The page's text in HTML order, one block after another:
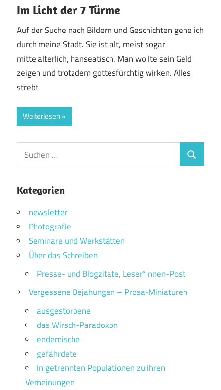
Im Licht der 7 Türme
Auf der Suche nach Bildern und Geschichten gehe ich
durch meine Stadt. Sie ist alt, meist sogar
mittelalterlich, hanseatisch. Man wollte sein Geld
zeigen und trotzdem gottesfürchtig wirken. Alles
strebt
Weiterlesen
Suchen
nach:
Suchen
Kategorien
newsletter
Photografie
Seminare und Werkstätten
Über das Schreiben
Presse- und Blogzitate, Leser*innen-Post
Vergessene Bejahungen – Prosa-Miniaturen
ausgestorbene
das Wirsch-Paradoxon
endemische
gefährdete
in getrennten Populationen zu ihren
Verneinungen